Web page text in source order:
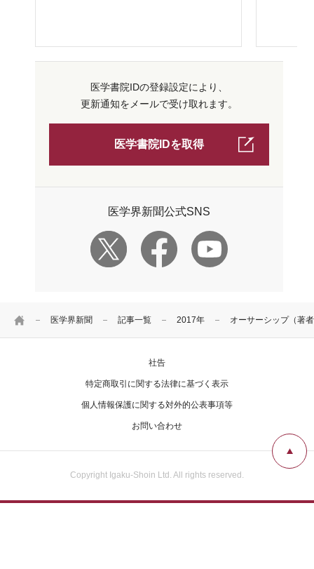
HOME 医学界新聞 記事一覧 2017年 オーサーシップ（著
医学書院IDの登録設定により、
更新通知をメールで受け取れます。
医学書院IDを取得
医学界新聞公式SNS
社告
特定商取引に関する法律に基づく表示
個人情報保護に関する対外的公表事項等
お問い合わせ
Copyright Igaku-Shoin Ltd. All rights reserved.